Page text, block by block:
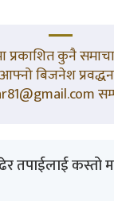
कुनै
बिजनेश
तपाईलाई कस्तो